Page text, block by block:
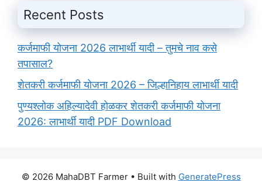
Recent Posts
कर्जमाफी योजना 2026 लाभार्थी यादी – तुमचे नाव कसे
तपासाल?
शेतकरी कर्जमाफी योजना 2026 – जिल्हानिहाय लाभार्थी यादी
पुण्यश्लोक अहिल्यादेवी होळकर शेतकरी कर्जमाफी योजना
2026: लाभार्थी यादी PDF Download
© 2026 MahaDBT Farmer• Built with GeneratePress